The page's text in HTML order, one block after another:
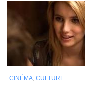
CINÉMA, CULTURE